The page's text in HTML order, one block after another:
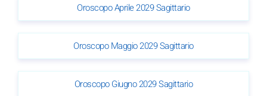
Oroscopo Aprile 2029 Sagittario
Oroscopo Maggio 2029 Sagittario
Oroscopo Giugno 2029 Sagittario